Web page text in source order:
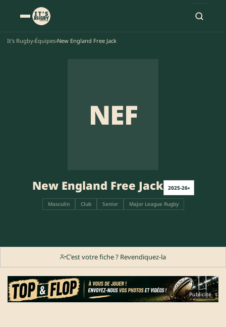
It's Rugby›Équipes›New England Free Jack
NEF
New England Free Jack 2025-26▾
Masculin Club Senior Major League Rugby
C'est votre fiche ? Revendiquez-la
Publicité